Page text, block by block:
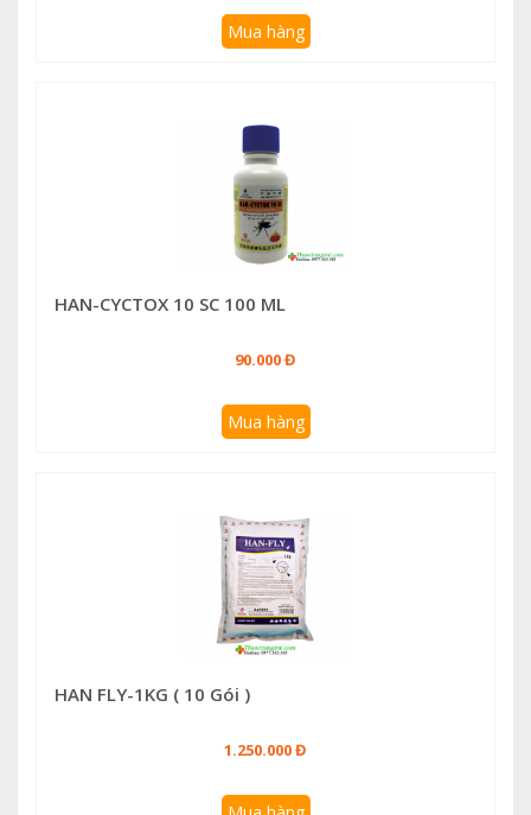
Mua hàng
HAN-CYCTOX 10 SC 100 ML
90.000 Đ
Mua hàng
HAN FLY-1KG ( 10 Gói )
1.250.000 Đ